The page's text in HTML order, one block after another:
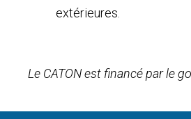
extérieures.
Le CATON est financé par le